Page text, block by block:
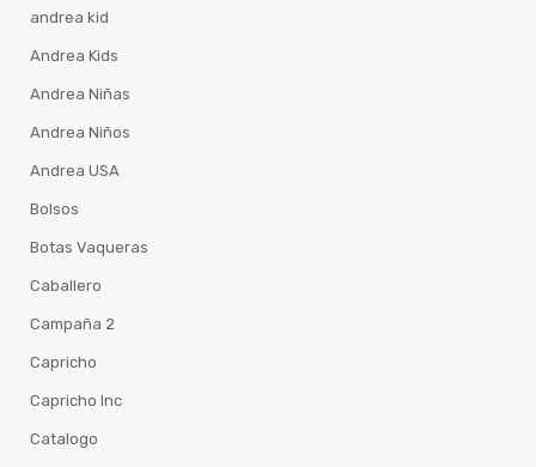
andrea kid
Andrea Kids
Andrea Niñas
Andrea Niños
Andrea USA
Bolsos
Botas Vaqueras
Caballero
Campaña 2
Capricho
Capricho Inc
Catalogo